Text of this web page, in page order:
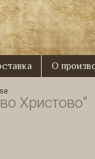
О
Христово"